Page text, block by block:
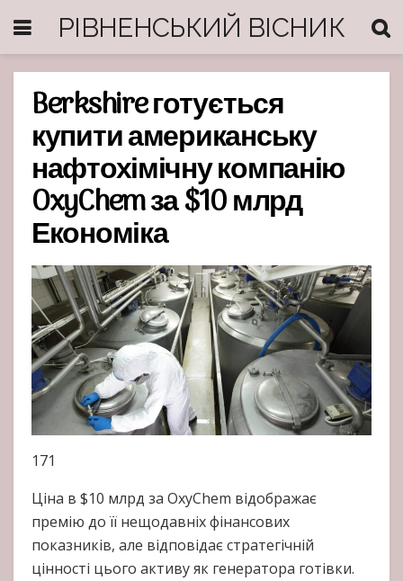
РІВНЕНСЬКИЙ ВІСНИК
Berkshire готується
купити американську
нафтохімічну компанію
OxyChem за $10 млрд
Економіка
171
Ціна в $10 млрд за OxyChem відображає
премію до її нещодавніх фінансових
показників, але відповідає стратегічній
цінності цього активу як генератора готівки.